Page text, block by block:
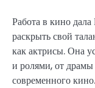
Работа в кино
раскрыть свой
как актрисы. Она
и ролями, от драмы
современного кино.